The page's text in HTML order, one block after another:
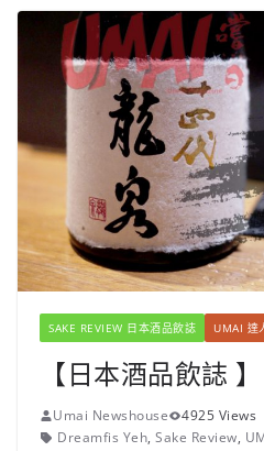
SAKE REVIEW 日本酒品飲誌 UMAI 達
【日本酒品飲誌
Umai Newshouse
4925 Views
Dreamfis Yeh, Sake Review,